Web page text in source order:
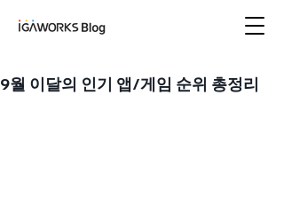
9월 이달의 인기 앱/게임 순위 총정리